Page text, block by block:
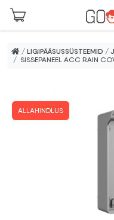
Skip to main content
/ LIGIPÄÄSUSSÜSTEEMID /
/ SISSEPANEEL ACC RAIN
ALLAHINDLUS